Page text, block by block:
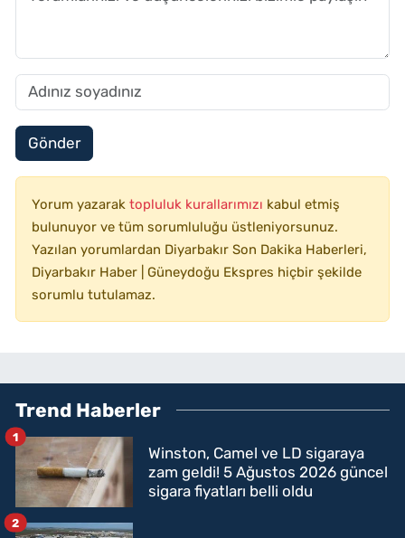
Gönder
Yorum yazarak topluluk kurallarımızı kabul etmiş
bulunuyor ve tüm sorumluluğu üstleniyorsunuz.
Yazılan yorumlardan Diyarbakır Son Dakika Haberleri,
Diyarbakır Haber | Güneydoğu Ekspres hiçbir şekilde
sorumlu tutulamaz.
Trend Haberler
Winston, Camel ve LD sigaraya
zam geldi! 5 Ağustos 2026 güncel
sigara fiyatları belli oldu
1
2